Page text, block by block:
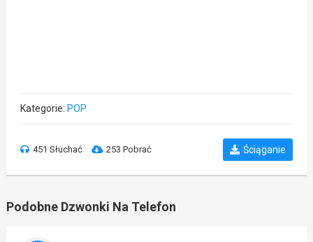
Kategorie: POP
451 Słuchać 253 Pobrać Ściąganie
Podobne Dzwonki Na Telefon